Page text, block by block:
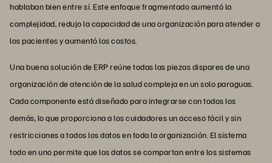
hablaban bien entre sí. Este enfoque fragmentado aumentó la
complejidad, redujo la capacidad de una organización para atender a
los pacientes y aumentó los costos.
Una buena solución de ERP reúne todas las piezas dispares de una
organización de atención de la salud compleja en un solo paraguas.
Cada componente está diseñado para integrarse con todos los
demás, lo que proporciona a los cuidadores un acceso fácil y sin
restricciones a todos los datos en toda la organización. El sistema
todo en uno permite que los datos se compartan entre los sistemas